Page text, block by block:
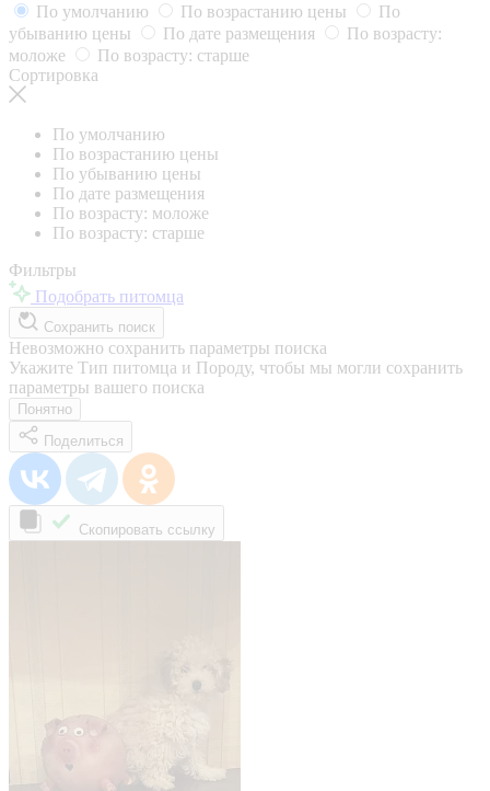
По умолчанию
По возрастанию цены
По
убыванию цены
По дате размещения
По возрасту:
моложе
По возрасту: старше
Сортировка
По умолчанию
По возрастанию цены
По убыванию цены
По дате размещения
По возрасту: моложе
По возрасту: старше
Фильтры
Подобрать питомца
Сохранить поиск
Невозможно сохранить параметры поиска
Укажите Тип питомца и Породу, чтобы мы могли сохранить
параметры вашего поиска
Понятно
Поделиться
Скопировать ссылку